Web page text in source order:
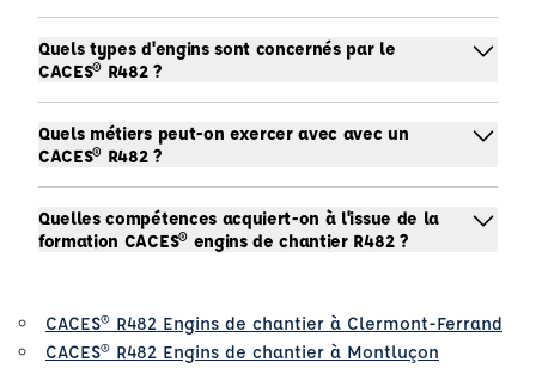
Quels types d'engins sont concernés par le
CACES® R482 ?
Quels métiers peut-on exercer avec avec un
CACES® R482 ?
Quelles compétences acquiert-on à l'issue de la
formation CACES® engins de chantier R482 ?
CACES® R482 Engins de chantier à Clermont-Ferrand
CACES® R482 Engins de chantier à Montluçon